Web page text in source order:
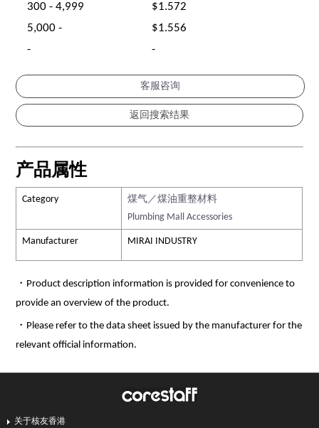
300 - 4,999
$1.572
5,000 -
$1.556
-
-
客服咨询
产品属性
Category
煤气／煤油重整材料
Plumbing Mall Accessories
Manufacturer MIRAI INDUSTRY
・Product description information is provided for convenience to
provide an overview of the product.
・Please refer to the data sheet issued by the manufacturer for the
relevant official information.
关于核友香港